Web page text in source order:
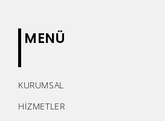
MENÜ
KURUMSAL
HİZMETLER